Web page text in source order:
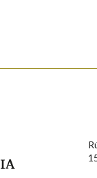
dereito de acceso,
da política de